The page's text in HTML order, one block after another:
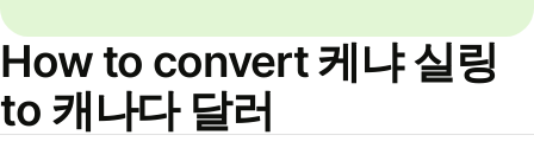
How to convert 케냐 실링
to 캐나다 달러